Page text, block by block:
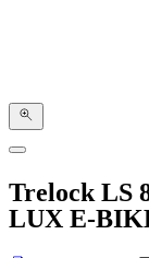
Trelock LS
LUX E-